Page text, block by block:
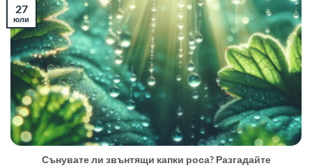
Сънувате ли звънтящи капки роса? Разгадайте
27
юли